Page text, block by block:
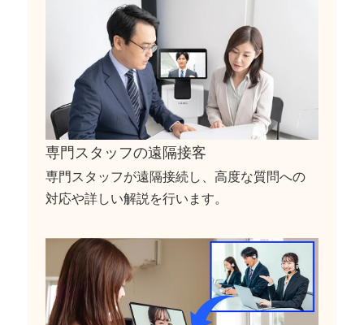
専門スタッフの遠隔接客
専門スタッフが遠隔接続し、高度な質問への
対応や詳しい解説を行います。